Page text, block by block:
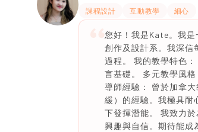
課程設計 互動教學 細心
您好！我是Kate。我是
創作及設計系。我深信
過程。 我的教學特色
言基礎。 多元教學風
導師經驗： 曾於加拿
緩）的經驗。我極具耐
下發揮潛能。 我致力
興趣與自信。期待能成